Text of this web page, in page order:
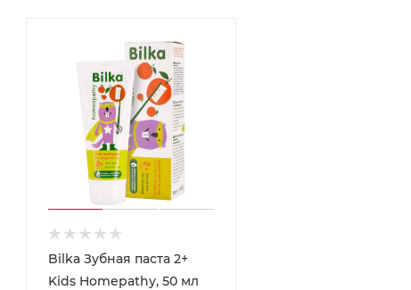
Bilka Зубная паста 2+
Kids Homepathy, 50 мл